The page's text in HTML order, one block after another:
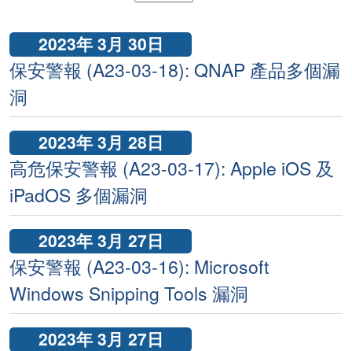
2023年 3月 30日
保安警報 (A23-03-18): QNAP 產品多個漏
洞
2023年 3月 28日
高危保安警報 (A23-03-17): Apple iOS 及
iPadOS 多個漏洞
2023年 3月 27日
保安警報 (A23-03-16): Microsoft
Windows Snipping Tools 漏洞
2023年 3月 27日